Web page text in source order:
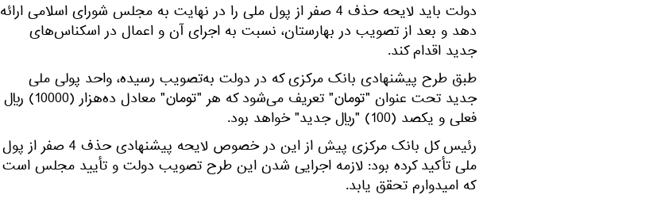
دولت باید لایحه حذف 4 صفر از پول ملی را در نهایت به مجلس شورای اسلامی ارائه
دهد و بعد از تصویب در بهارستان، نسبت به اجرای آن و اعمال در اسکناس‌های
جدید اقدام کند.
طبق طرح پیشنهادی بانک مرکزی که در دولت به‌تصویب رسیده، واحد پولی ملی
جدید تحت عنوان "تومان" تعریف می‌شود که هر "تومان" معادل ده‌هزار (10000) ریال
فعلی و یکصد (100) "ریال جدید" خواهد بود.
رئیس کل بانک مرکزی پیش از این در خصوص لایحه پیشنهادی حذف 4 صفر از پول
ملی تأکید کرده بود: لازمه اجرایی شدن این طرح تصویب دولت و تأیید مجلس است
که امیدوارم تحقق یابد.